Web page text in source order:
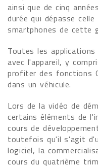
ainsi que de cinq
durée qui dépasse
smartphones de cette
Toutes les
avec l'appareil, y
profiter des fonctions
dans un véhicule.
Lors de la vidéo de
certains éléments de
cours de
toutefois qu'il s'agit
logiciel, la
cours du quatrième